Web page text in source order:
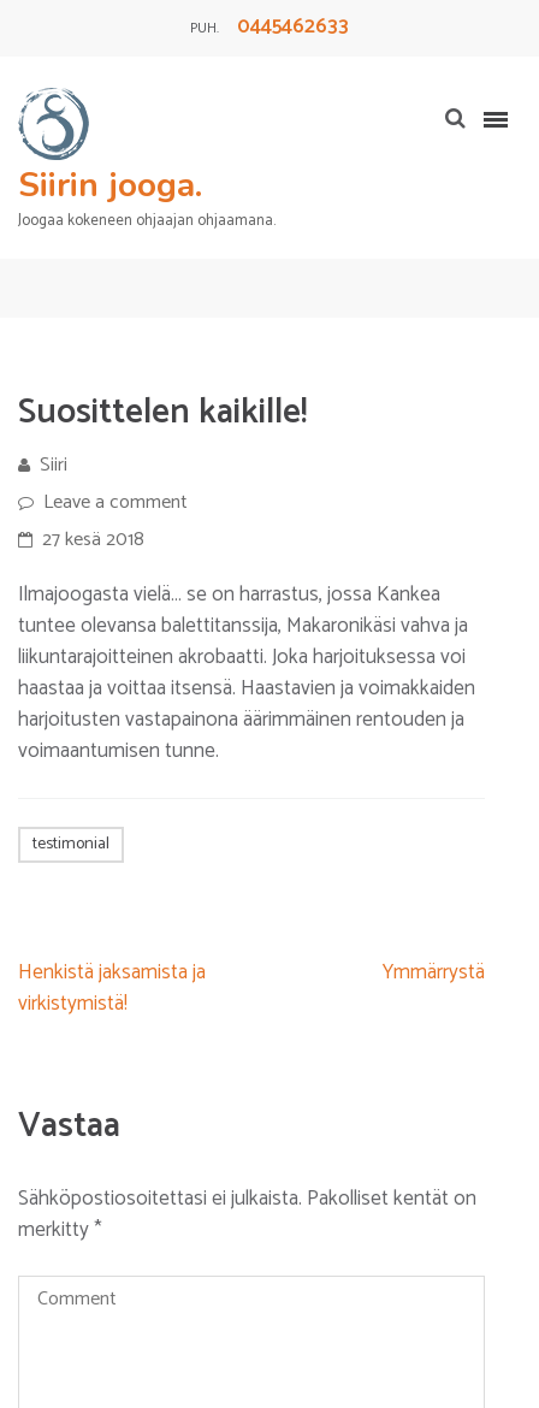
PUH. 0445462633
Siirin jooga.
Joogaa kokeneen ohjaajan ohjaamana.
Suosittelen kaikille!
Siiri
Leave a comment
27 kesä 2018
Ilmajoogasta vielä… se on harrastus, jossa Kankea
tuntee olevansa balettitanssija, Makaronikäsi vahva ja
liikuntarajoitteinen akrobaatti. Joka harjoituksessa voi
haastaa ja voittaa itsensä. Haastavien ja voimakkaiden
harjoitusten vastapainona äärimmäinen rentouden ja
voimaantumisen tunne.
testimonial
Artikkelien
selaus
Henkistä jaksamista ja
virkistymistä!
Ymmärrystä
Vastaa
Sähköpostiosoitettasi ei julkaista. Pakolliset kentät on
merkitty*